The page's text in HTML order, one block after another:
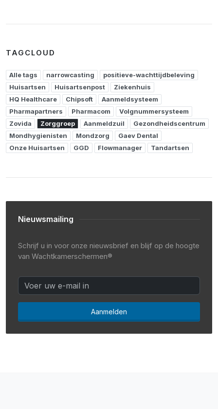
TAGCLOUD
Alle tags narrowcasting
positieve-wachttijdbeleving
Huisartsen
Huisartsenpost
Ziekenhuis
HQ Healthcare
Chipsoft
Aanmeldsysteem
Pharmapartners
Pharmacom
Volgnummersysteem
Zovida
Zorggroep Aanmeldzuil
Gezondheidscentrum
Mondhygienisten
Mondzorg
Gaev Dental
Onze Huisartsen
GGD Flowmanager Tandartsen
Nieuwsmailing
Schrijf u in voor onze nieuwsbrief en blijf op de hoogte
van Wachtkamerschermen®
Aanmelden